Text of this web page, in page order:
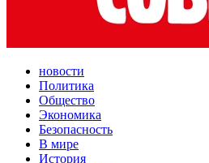
новости
Политика
Общество
Экономика
Безопасность
В мире
История